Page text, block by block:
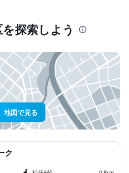
探索しよう
地図で見る
ク